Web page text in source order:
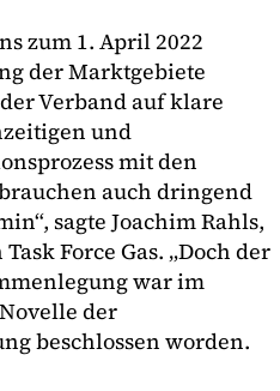
zum 1. April 2022
der Marktgebiete
Verband auf klare
und
mit den
auch dringend
sagte Joachim Rahls,
Force Gas. „Doch der
war im
der
beschlossen worden.